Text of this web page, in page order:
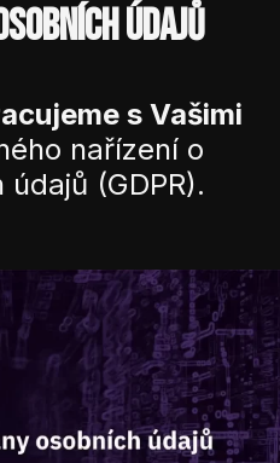
údajů
s Vašimi
nařízení o
(GDPR).